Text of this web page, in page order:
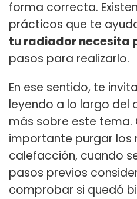
forma correcta.
prácticos que te
tu radiador necesita
pasos para realizarlo.
En ese sentido, te
leyendo a lo largo del
más sobre este tema.
importante purgar los
calefacción, cuando
pasos previos
comprobar si quedó